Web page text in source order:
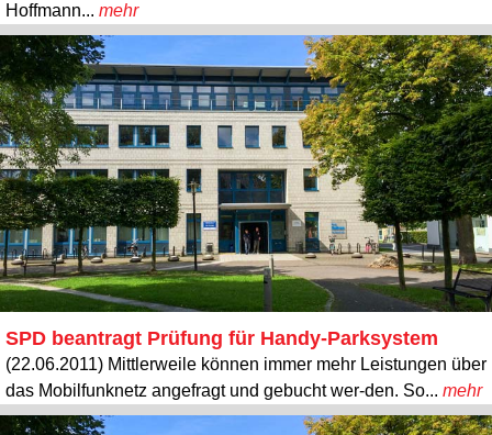
Hoffmann... mehr
SPD beantragt Prüfung für Handy-Parksystem
(22.06.2011) Mittlerweile können immer mehr Leistungen über
das Mobilfunknetz angefragt und gebucht wer-den. So... mehr